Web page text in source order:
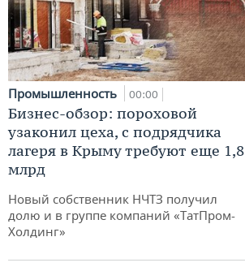
Промышленность 00:00
Бизнес-обзор: пороховой
узаконил цеха, с подрядчика
лагеря в Крыму требуют еще 1,8
млрд
Новый собственник НЧТЗ получил
долю и в группе компаний «ТатПром-
Холдинг»